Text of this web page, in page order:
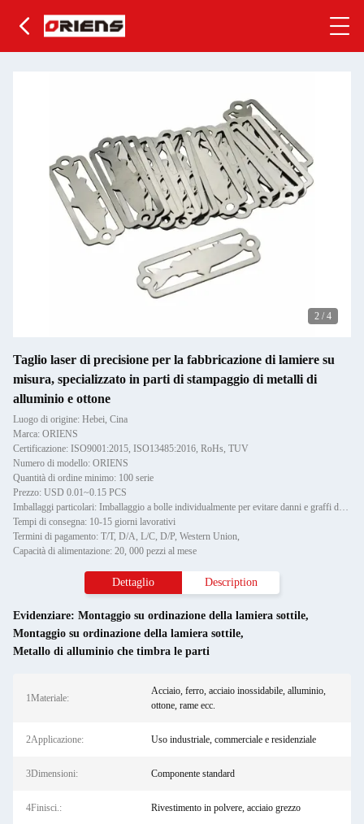
2 / 4
Taglio laser di precisione per la fabbricazione di lamiere su
misura, specializzato in parti di stampaggio di metalli di
alluminio e ottone
Luogo di origine: Hebei, Cina
Marca: ORIENS
Certificazione: ISO9001:2015, ISO13485:2016, RoHs, TUV
Numero di modello: ORIENS
Quantità di ordine minimo: 100 serie
Prezzo: USD 0.01~0.15 PCS
Imballaggi particolari: Imballaggio a bolle individualmente per evitare danni e graffi durante il trasporto, poi in cartone
Tempi di consegna: 10-15 giorni lavorativi
Termini di pagamento: T/T, D/A, L/C, D/P, Western Union,
Capacità di alimentazione: 20, 000 pezzi al mese
Dettaglio Description
Evidenziare: Montaggio su ordinazione della lamiera sottile,
Montaggio su ordinazione della lamiera sottile,
Metallo di alluminio che timbra le parti
1Materiale:
Acciaio, ferro, acciaio inossidabile, alluminio,
ottone, rame ecc.
2Applicazione: Uso industriale, commerciale e residenziale
3Dimensioni: Componente standard
4Finisci.: Rivestimento in polvere, acciaio grezzo